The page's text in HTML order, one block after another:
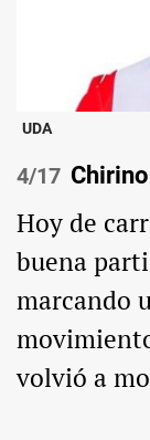
UDA
/17
Hoy de
buena
marcando
volvió a